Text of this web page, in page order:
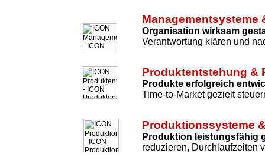
Managementsysteme
Organisation wirksam
Verantwortung klären und
Produktentstehung &
Produkte erfolgreich
Time-to-Market gezielt
Produktionssysteme
Produktion leistungsfähig
reduzieren, Durchlaufzeiten